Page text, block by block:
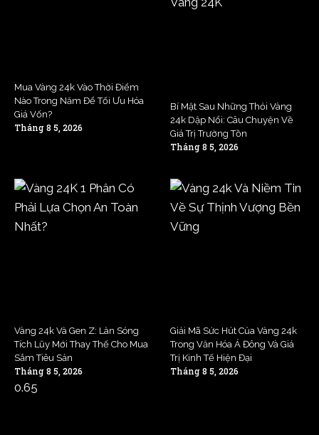
Mua Vàng 24k Vào Thời Điểm
Nào Trong Năm Để Tối Ưu Hóa
Giá Vốn?
Tháng 8 5, 2026
Bí Mật Sau Những Thỏi Vàng
24k Dập Nổi: Câu Chuyện Về
Giá Trị Trường Tồn
Tháng 8 5, 2026
Vàng 24k Và Gen Z: Làn Sóng
Tích Lũy Mới Thay Thế Cho Mua
Sắm Tiêu Sản
Tháng 8 5, 2026
Giải Mã Sức Hút Của Vàng 24k
Trong Văn Hóa Á Đông Và Giá
Trị Kinh Tế Hiện Đại
Tháng 8 5, 2026